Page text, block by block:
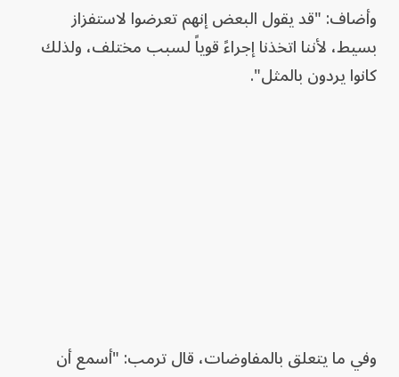
وأضاف: "قد يقول البعض إنهم تعرضوا لاستفزاز
بسيط، لأننا اتخذنا إجراءً قوياً لسبب مختلف، ولذلك
كانوا يردون بالمثل".
وفي ما يتعلق بالمفاوضات، قال ترمب: "أسمع أن